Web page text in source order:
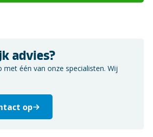
advies?
één van onze specialisten. Wij
op